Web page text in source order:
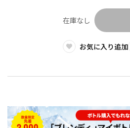
在庫なし
お気に入り追加